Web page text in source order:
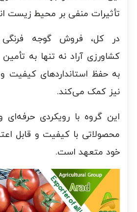
تأثیرات منفی بر محیط زیست
در کل، فروش گوجه
کشاورزی آراد نه تنها به تأمین
به حفظ استانداردهای کیفیت
نیز کمک می‌کند.
این گروه با رویکردی حرفه‌ای و
محصولاتی با کیفیت و قابل
خود متعهد است.